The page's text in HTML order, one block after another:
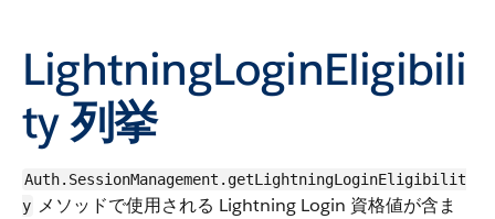
LightningLoginEligibili
ty 列挙
Auth.SessionManagement.getLightningLoginEligibilit
y メソッドで使用される Lightning Login 資格値が含ま